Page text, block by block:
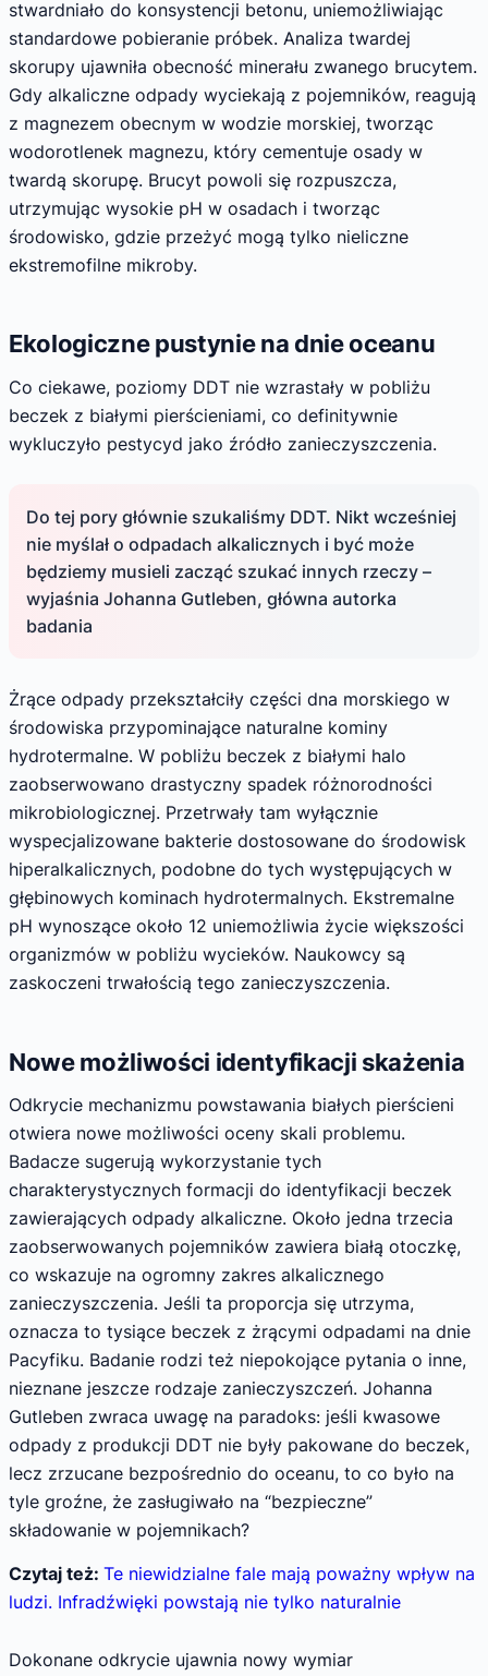
stwardniało do konsystencji betonu, uniemożliwiając
standardowe pobieranie próbek. Analiza twardej
skorupy ujawniła obecność minerału zwanego brucytem.
Gdy alkaliczne odpady wyciekają z pojemników, reagują
z magnezem obecnym w wodzie morskiej, tworząc
wodorotlenek magnezu, który cementuje osady w
twardą skorupę. Brucyt powoli się rozpuszcza,
utrzymując wysokie pH w osadach i tworząc
środowisko, gdzie przeżyć mogą tylko nieliczne
ekstremofilne mikroby.
Ekologiczne pustynie na dnie oceanu
Co ciekawe, poziomy DDT nie wzrastały w pobliżu
beczek z białymi pierścieniami, co definitywnie
wykluczyło pestycyd jako źródło zanieczyszczenia.
Do tej pory głównie szukaliśmy DDT. Nikt wcześniej
nie myślał o odpadach alkalicznych i być może
będziemy musieli zacząć szukać innych rzeczy –
wyjaśnia Johanna Gutleben, główna autorka
badania
Żrące odpady przekształciły części dna morskiego w
środowiska przypominające naturalne kominy
hydrotermalne. W pobliżu beczek z białymi halo
zaobserwowano drastyczny spadek różnorodności
mikrobiologicznej. Przetrwały tam wyłącznie
wyspecjalizowane bakterie dostosowane do środowisk
hiperalkalicznych, podobne do tych występujących w
głębinowych kominach hydrotermalnych. Ekstremalne
pH wynoszące około 12 uniemożliwia życie większości
organizmów w pobliżu wycieków. Naukowcy są
zaskoczeni trwałością tego zanieczyszczenia.
Nowe możliwości identyfikacji skażenia
Odkrycie mechanizmu powstawania białych pierścieni
otwiera nowe możliwości oceny skali problemu.
Badacze sugerują wykorzystanie tych
charakterystycznych formacji do identyfikacji beczek
zawierających odpady alkaliczne. Około jedna trzecia
zaobserwowanych pojemników zawiera białą otoczkę,
co wskazuje na ogromny zakres alkalicznego
zanieczyszczenia. Jeśli ta proporcja się utrzyma,
oznacza to tysiące beczek z żrącymi odpadami na dnie
Pacyfiku. Badanie rodzi też niepokojące pytania o inne,
nieznane jeszcze rodzaje zanieczyszczeń. Johanna
Gutleben zwraca uwagę na paradoks: jeśli kwasowe
odpady z produkcji DDT nie były pakowane do beczek,
lecz zrzucane bezpośrednio do oceanu, to co było na
tyle groźne, że zasługiwało na “bezpieczne”
składowanie w pojemnikach?
Czytaj też: Te niewidzialne fale mają poważny wpływ na
ludzi. Infradźwięki powstają nie tylko naturalnie
Dokonane odkrycie ujawnia nowy wymiar